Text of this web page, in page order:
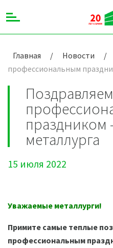
Главная / Новости /
профессиональным
праздником
металлурга
15 июля 2022
Уважаемые металлурги!
Примите самые теплые
профессиональным